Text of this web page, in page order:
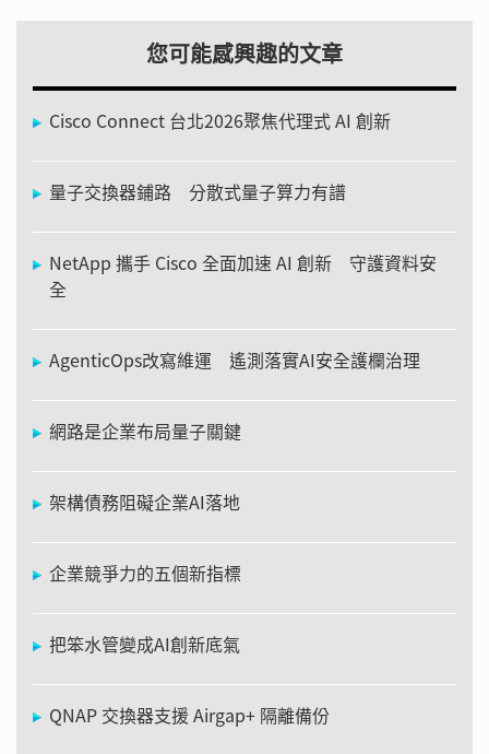
您可能感興趣的文章
Cisco Connect 台北2026聚焦代理式 AI 創新
量子交換器鋪路 分散式量子算力有譜
NetApp 攜手 Cisco 全面加速 AI 創新 守護資料安
全
AgenticOps改寫維運 遙測落實AI安全護欄治理
網路是企業布局量子關鍵
架構債務阻礙企業AI落地
企業競爭力的五個新指標
把笨水管變成AI創新底氣
QNAP 交換器支援 Airgap+ 隔離備份